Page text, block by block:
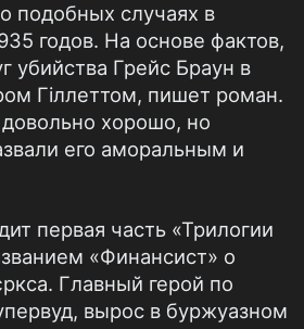
подобных случаях в
годов. На основе фактов,
убийства Грейс Браун в
Гіллеттом, пишет роман.
хорошо, но
его аморальным и
первая часть «Трилогии
«Финансист» о
Главный герой по
вырос в буржуазном